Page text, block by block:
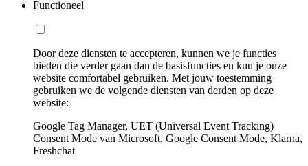
Functioneel
Door deze diensten te accepteren, kunnen we je functies
bieden die verder gaan dan de basisfuncties en kun je onze
website comfortabel gebruiken. Met jouw toestemming
gebruiken we de volgende diensten van derden op deze
website:
Google Tag Manager, UET (Universal Event Tracking)
Consent Mode van Microsoft, Google Consent Mode, Klarna,
Freshchat